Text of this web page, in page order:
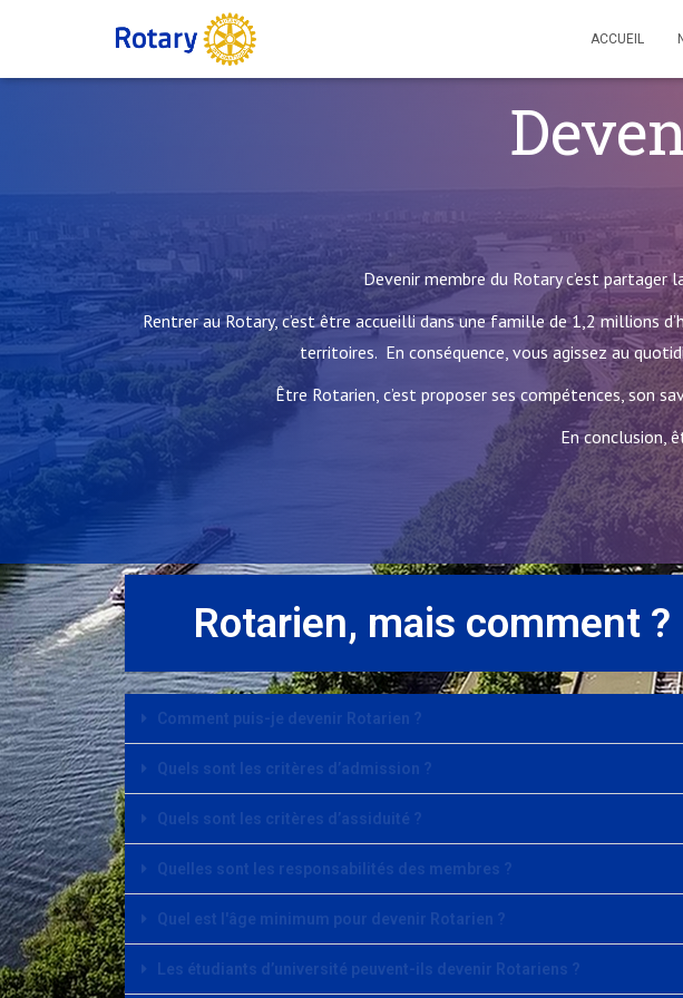
ACCUEIL
Devenir membre du Rotary c’est partager
Rentrer au Rotary, c’est être accueilli dans une famille de 1,2 millions
territoires. En conséquence, vous agissez au
Être Rotarien, c’est proposer ses compétences, son
En conclusion,
Rotarien, mais comment ?
Comment puis-je devenir Rotarien ?
Quels sont les critères d’admission ?
Quels sont les critères d’assiduité ?
Quelles sont les responsabilités des membres ?
Quel est l'âge minimum pour devenir Rotarien ?
Les étudiants d’université peuvent-ils devenir Rotariens ?